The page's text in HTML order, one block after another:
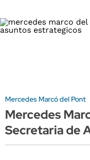
Mercedes Marcó del Pont
Mercedes
Secretaria de